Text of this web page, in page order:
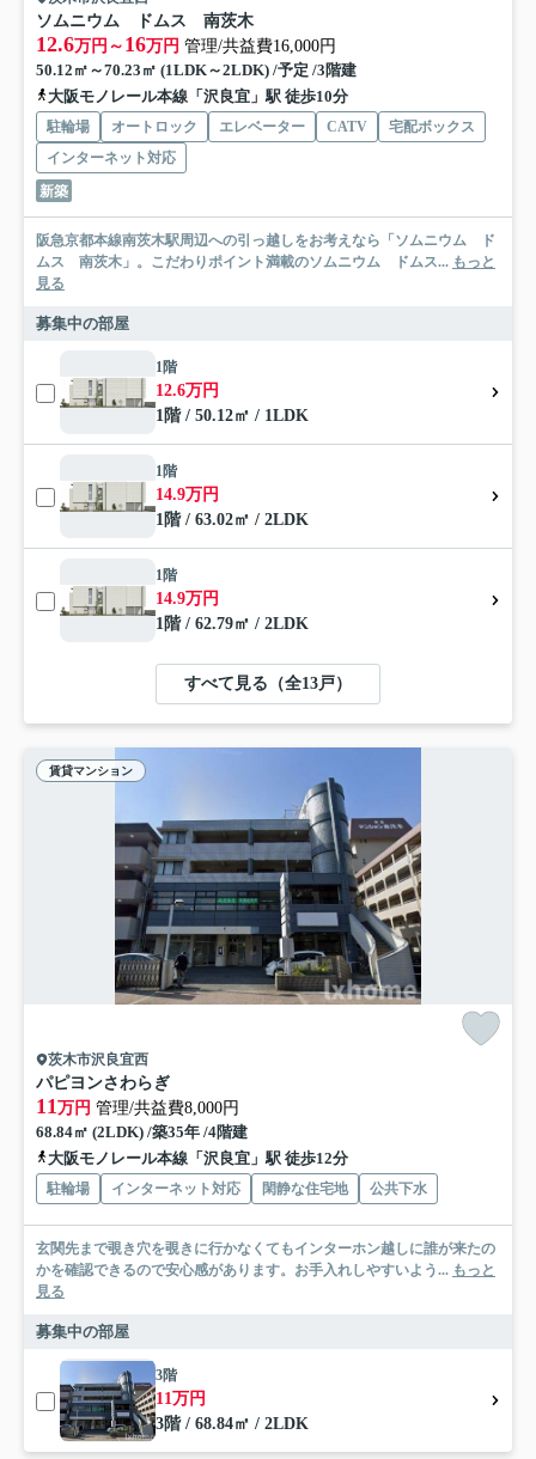
ソムニウム ドムス 南茨木
12.6万円～ 16万円 管理/共益費16,000円
50.12㎡～70.23㎡ (1LDK～2LDK) /予定 /3階建
大阪モノレール本線「沢良宜」駅 徒歩10分
駐輪場 オートロック エレベーター CATV
宅配ボックス
インターネット対応
新築
阪急京都本線南茨木駅周辺への引っ越しをお考えなら「ソムニウム ド
ムス 南茨木」。こだわりポイント満載のソムニウム ドムス... もっと
見る
募集中の部屋
1階
12.6万円
1階 / 50.12㎡ / 1LDK
1階
14.9万円
1階 / 63.02㎡ / 2LDK
1階
14.9万円
1階 / 62.79㎡ / 2LDK
すべて見る（全13戸）
賃貸マンション
茨木市沢良宜西
パピヨンさわらぎ
11万円 管理/共益費8,000円
68.84㎡ (2LDK) /築35年 /4階建
大阪モノレール本線「沢良宜」駅 徒歩12分
駐輪場 インターネット対応 閑静な住宅地 公共下水
玄関先まで覗き穴を覗きに行かなくてもインターホン越しに誰が来たの
かを確認できるので安心感があります。お手入れしやすいよう... もっと
見る
募集中の部屋
3階
11万円
3階 / 68.84㎡ / 2LDK